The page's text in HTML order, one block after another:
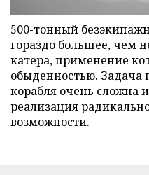
500-тонный
гораздо большее, чем
катера, применение
обыденностью. Задача
корабля очень сложна
реализация
возможности.